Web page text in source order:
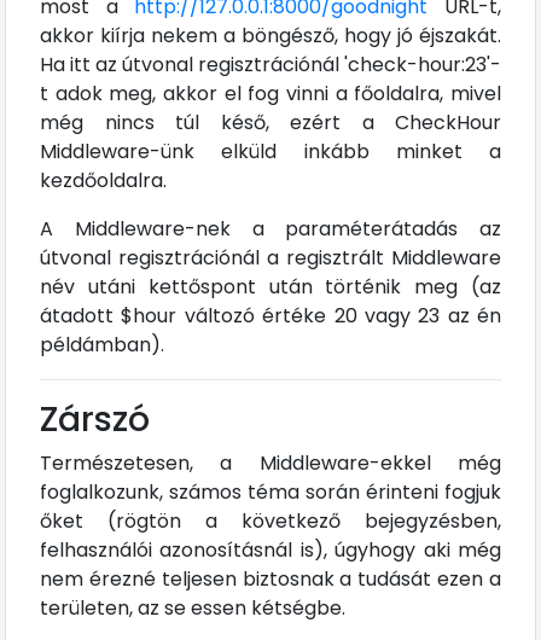
most a http://127.0.0.1:8000/goodnight URL-t,
akkor kiírja nekem a böngésző, hogy jó éjszakát.
Ha itt az útvonal regisztrációnál 'check-hour:23'-
t adok meg, akkor el fog vinni a főoldalra, mivel
még nincs túl késő, ezért a CheckHour
Middleware-ünk elküld inkább minket a
kezdőoldalra.
A Middleware-nek a paraméterátadás az
útvonal regisztrációnál a regisztrált Middleware
név utáni kettőspont után történik meg (az
átadott $hour változó értéke 20 vagy 23 az én
példámban).
Zárszó
Természetesen, a Middleware-ekkel még
foglalkozunk, számos téma során érinteni fogjuk
őket (rögtön a következő bejegyzésben,
felhasználói azonosításnál is), úgyhogy aki még
nem érezné teljesen biztosnak a tudását ezen a
területen, az se essen kétségbe.